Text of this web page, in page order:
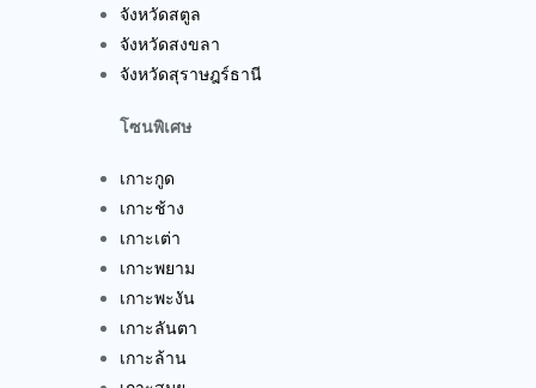
จังหวัดสตูล
จังหวัดสงขลา
จังหวัดสุราษฎร์ธานี
โซนพิเศษ
เกาะกูด
เกาะช้าง
เกาะเต่า
เกาะพยาม
เกาะพะงัน
เกาะลันตา
เกาะล้าน